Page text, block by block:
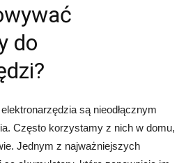
do
są nieodłącznym
Często korzystamy z nich w domu,
Jednym z najważniejszych